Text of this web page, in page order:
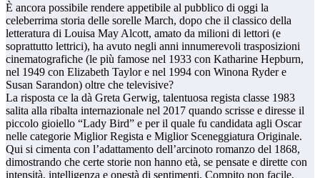
È ancora possibile rendere appetibile al pubblico di oggi la
celeberrima storia delle sorelle March, dopo che il classico della
letteratura di Louisa May Alcott, amato da milioni di lettori (e
soprattutto lettrici), ha avuto negli anni innumerevoli trasposizioni
cinematografiche (le più famose nel 1933 con Katharine Hepburn,
nel 1949 con Elizabeth Taylor e nel 1994 con Winona Ryder e
Susan Sarandon) oltre che televisive?
La risposta ce la dà Greta Gerwig, talentuosa regista classe 1983
salita alla ribalta internazionale nel 2017 quando scrisse e diresse il
piccolo gioiello “Lady Bird” e per il quale fu candidata agli Oscar
nelle categorie Miglior Regista e Miglior Sceneggiatura Originale.
Qui si cimenta con l’adattamento dell’arcinoto romanzo del 1868,
dimostrando che certe storie non hanno età, se pensate e dirette con
intensità, intelligenza e onestà di sentimenti. Compito non facile,